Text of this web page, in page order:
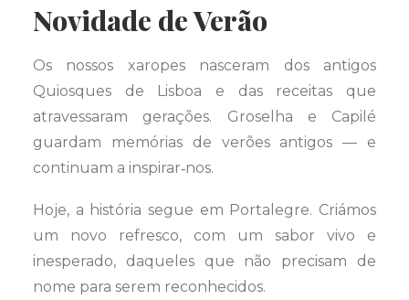
Novidade de Verão
Os nossos xaropes nasceram dos antigos
Quiosques de Lisboa e das receitas que
atravessaram gerações. Groselha e Capilé
guardam memórias de verões antigos — e
continuam a inspirar‑nos.
Hoje, a história segue em Portalegre. Criámos
um novo refresco, com um sabor vivo e
inesperado, daqueles que não precisam de
nome para serem reconhecidos.